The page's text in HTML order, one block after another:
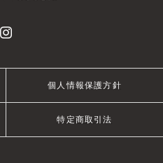
個人情報保護方針
特定商取引法